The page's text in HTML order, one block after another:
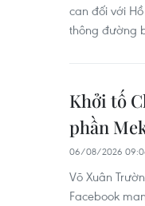
can đối với
thông đường
Khởi tố
phần
06/08/2026
Võ Xuân
Facebook